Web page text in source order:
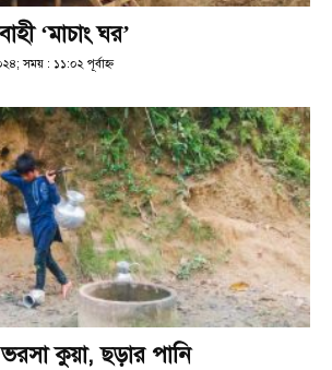
‘মাচাং ঘর’
সময় : ১১:০২ পূর্বাহ্ণ
ভরসা কুয়া, ছড়ার পানি